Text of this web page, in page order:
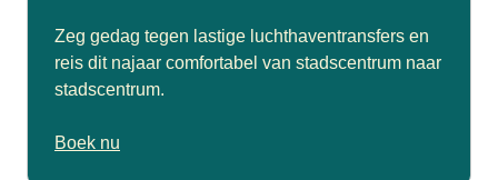
Zeg gedag tegen lastige luchthaventransfers en
reis dit najaar comfortabel van stadscentrum naar
stadscentrum.
Boek nu